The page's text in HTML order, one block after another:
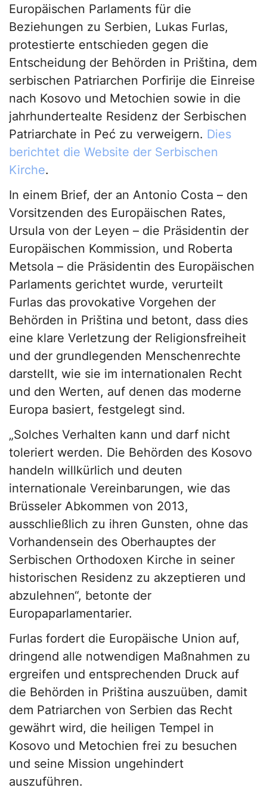
Europäischen Parlaments für die
Beziehungen zu Serbien, Lukas Furlas,
protestierte entschieden gegen die
Entscheidung der Behörden in Priština, dem
serbischen Patriarchen Porfirije die Einreise
nach Kosovo und Metochien sowie in die
jahrhundertealte Residenz der Serbischen
Patriarchate in Peć zu verweigern. Dies
berichtet die Website der Serbischen
Kirche.
In einem Brief, der an Antonio Costa – den
Vorsitzenden des Europäischen Rates,
Ursula von der Leyen – die Präsidentin der
Europäischen Kommission, und Roberta
Metsola – die Präsidentin des Europäischen
Parlaments gerichtet wurde, verurteilt
Furlas das provokative Vorgehen der
Behörden in Priština und betont, dass dies
eine klare Verletzung der Religionsfreiheit
und der grundlegenden Menschenrechte
darstellt, wie sie im internationalen Recht
und den Werten, auf denen das moderne
Europa basiert, festgelegt sind.
„Solches Verhalten kann und darf nicht
toleriert werden. Die Behörden des Kosovo
handeln willkürlich und deuten
internationale Vereinbarungen, wie das
Brüsseler Abkommen von 2013,
ausschließlich zu ihren Gunsten, ohne das
Vorhandensein des Oberhauptes der
Serbischen Orthodoxen Kirche in seiner
historischen Residenz zu akzeptieren und
abzulehnen“, betonte der
Europaparlamentarier.
Furlas fordert die Europäische Union auf,
dringend alle notwendigen Maßnahmen zu
ergreifen und entsprechenden Druck auf
die Behörden in Priština auszuüben, damit
dem Patriarchen von Serbien das Recht
gewährt wird, die heiligen Tempel in
Kosovo und Metochien frei zu besuchen
und seine Mission ungehindert
auszuführen.